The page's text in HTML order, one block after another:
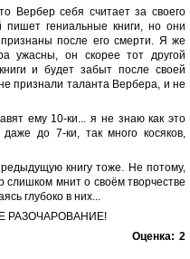
Вербер себя считает за своего
пишет гениальные книги, но они
после его смерти. Я же
ужасны, он скорее тот другой
и будет забыт после своей
признали таланта Вербера, и не
ему 10-ки... я не знаю как это
до 7-ки, так много косяков,
книгу тоже. Не потому,
слишком мнит о своём творчестве
глубоко в них...
РАЗОЧАРОВАНИЕ!
Оценка: 2